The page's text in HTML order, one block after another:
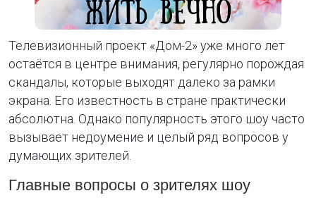
Телевизионный проект «Дом-2» уже много лет
остаётся в центре внимания, регулярно порождая
скандалы, которые выходят далеко за рамки
экрана. Его известность в стране практически
абсолютна. Однако популярность этого шоу часто
вызывает недоумение и целый ряд вопросов у
думающих зрителей.
Главные вопросы о зрителях шоу